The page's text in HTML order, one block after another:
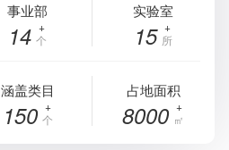
事业部
14 个
实验室
15 所
涵盖类目
150 个
占地面积
8000 ㎡